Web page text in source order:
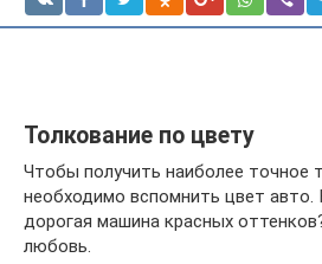
Толкование по цвету
Чтобы получить наиболее точное
необходимо вспомнить цвет авто.
дорогая машина красных
любовь.